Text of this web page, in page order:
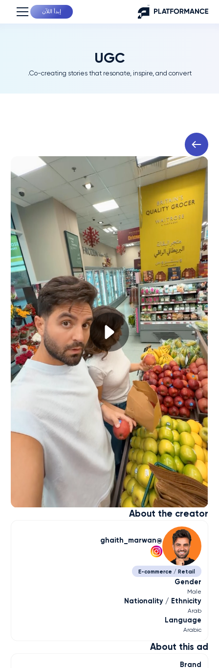
إبدأ اللآن
UGC
Co-creating stories that resonate, inspire, and convert.
About this ad
Brand
About the creator
ghaith_marwan
E-commerce / Retail
Gender
Male
Nationality / Ethnicity
Arab
Language
Arabic